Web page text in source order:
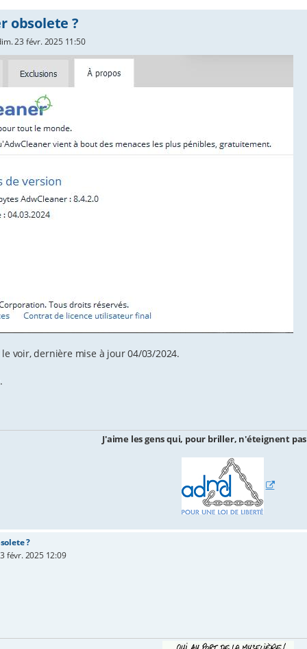
obsolete ?
23 févr. 2025 11:50
voir, dernière mise à jour 04/03/2024.
J'aime les gens qui, pour briller, n'éteignent
?
févr. 2025 12:09